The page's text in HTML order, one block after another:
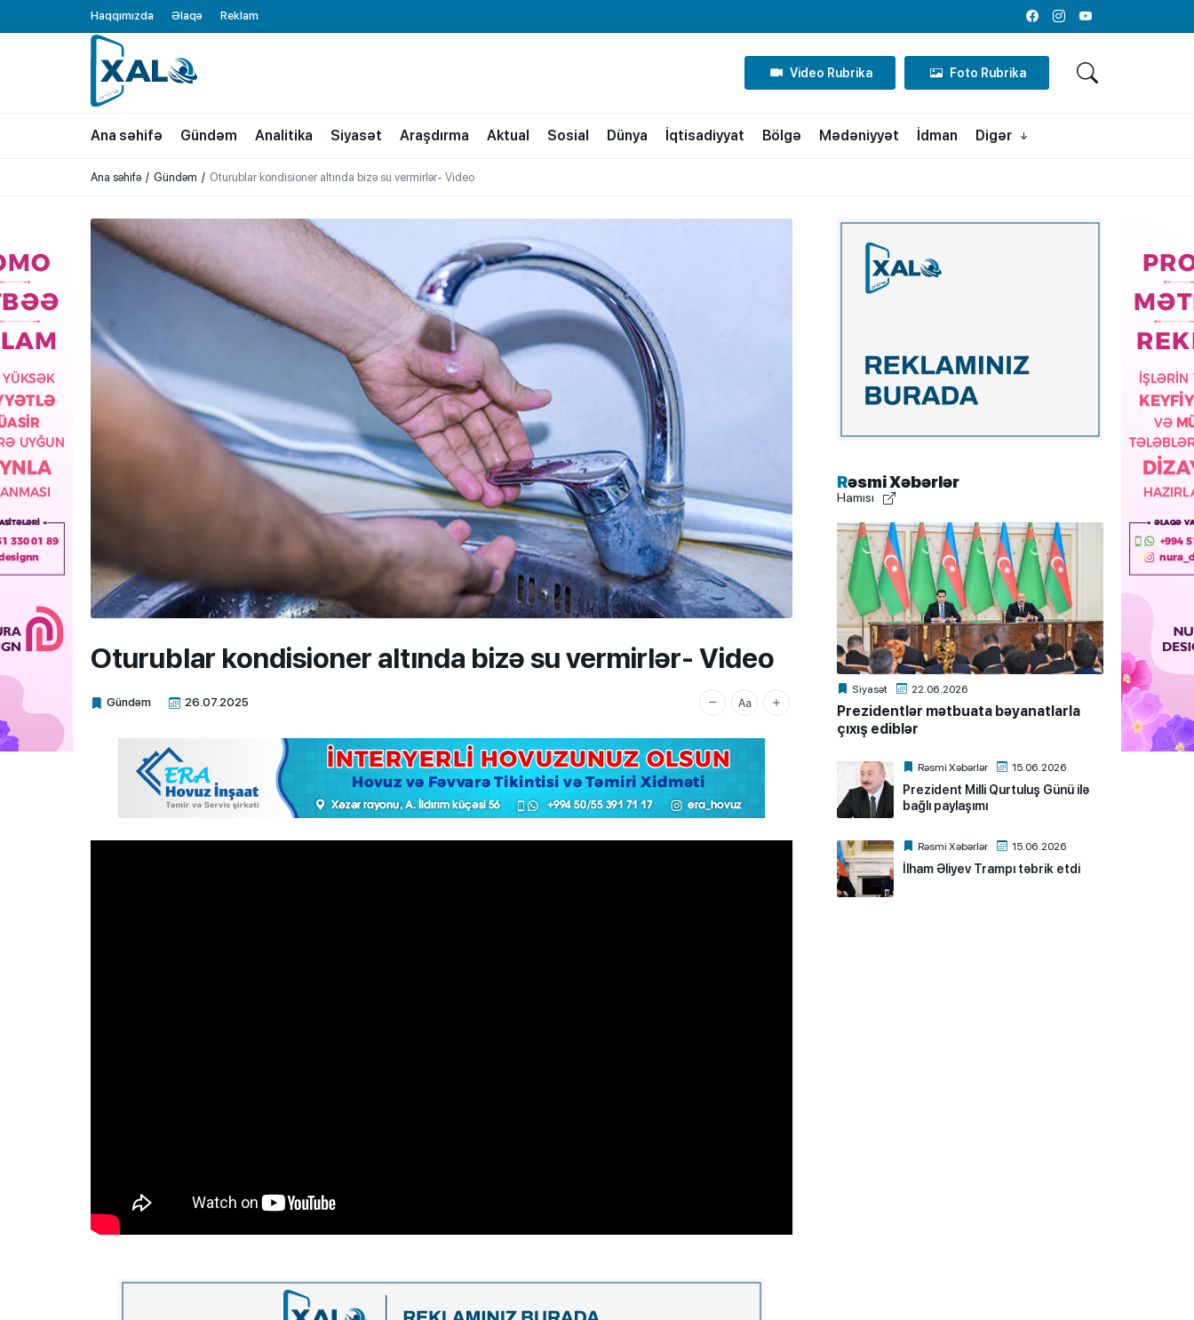
Haqqımızda Əlaqə Reklam
FacebookInstagramYoutube
XALQ.ONLINE
ONLAYN PLATFORMA
Video Rubrika Foto Rubrika
Ana səhifə Gündəm Analitika Siyasət Araşdırma Aktual Sosial Dünya İqtisadiyyat Bölgə Mədəniyyət İdman Digər
Ana səhifə Gündəm Oturublar kondisioner altında bizə su vermirlər- Video
Oturublar kondisioner altında bizə su vermirlər- Video
Gündəm 26.07.2025
Xalq.Online
Rəsmi Xəbərlər
Hamısı
Siyasət 22.06.2026
Prezidentlər mətbuata bəyanatlarla
çıxış ediblər
Rəsmi Xəbərlər 15.06.2026
Prezident Milli Qurtuluş Günü ilə
bağlı paylaşımı
Rəsmi Xəbərlər 15.06.2026
İlham Əliyev Trampı təbrik etdi